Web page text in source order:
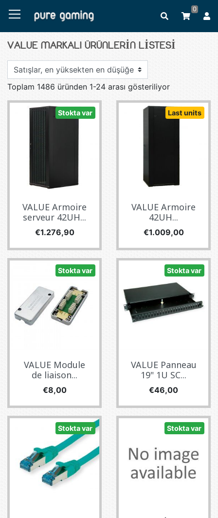
0
VALUE MARKALI ÜRÜNLERIN LISTESI
Toplam 1486 üründen 1-24 arası gösteriliyor
Stokta var
VALUE Armoire
serveur 42UH...
Fiyat
€1.276,90
Last units
VALUE Armoire
42UH...
Fiyat
€1.009,00
Stokta var
VALUE Module
de liaison...
Fiyat
€8,00
Stokta var
VALUE Panneau
19" 1U SC...
Fiyat
€46,00
Stokta var Stokta var